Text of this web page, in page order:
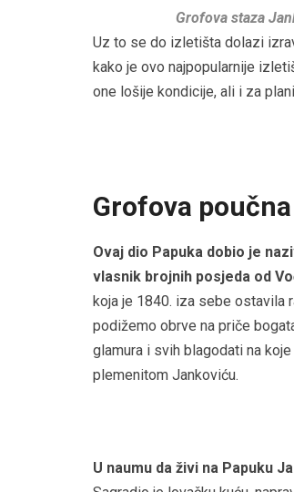
Grofova staza
Uz to se do izletišta dolazi
kako je ovo najpopularnije
one lošije kondicije, ali i za
Grofova
Ovaj dio Papuka dobio je
vlasnik brojnih posjeda od
koja je 1840. iza sebe ostavila
podižemo obrve na priče
glamura i svih blagodati na
plemenitom Jankoviću.
U naumu da živi na Papuku